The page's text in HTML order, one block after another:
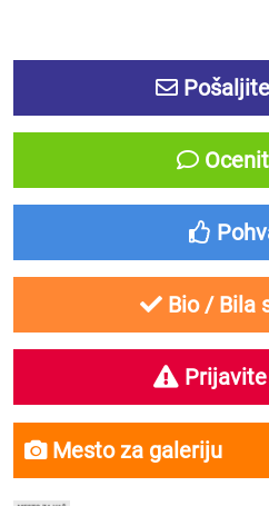
Bio / Bila
Mesto za galeriju